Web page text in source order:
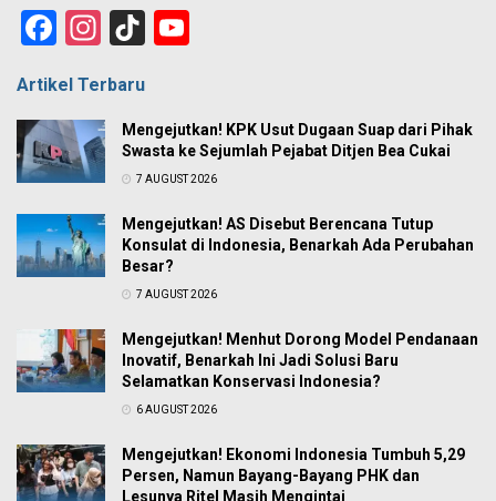
Facebook
Instagram
TikTok
Artikel Terbaru
Mengejutkan! KPK Usut Dugaan Suap dari Pihak
Swasta ke Sejumlah Pejabat Ditjen Bea Cukai
7 AUGUST 2026
Mengejutkan! AS Disebut Berencana Tutup
Konsulat di Indonesia, Benarkah Ada Perubahan
Besar?
7 AUGUST 2026
Mengejutkan! Menhut Dorong Model Pendanaan
Inovatif, Benarkah Ini Jadi Solusi Baru
Selamatkan Konservasi Indonesia?
6 AUGUST 2026
Mengejutkan! Ekonomi Indonesia Tumbuh 5,29
Persen, Namun Bayang-Bayang PHK dan
Lesunya Ritel Masih Mengintai